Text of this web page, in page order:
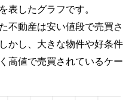
表したグラフです。
不動産は安い値段で売買さ
かし、大きな物件や好条件
高値で売買されているケー